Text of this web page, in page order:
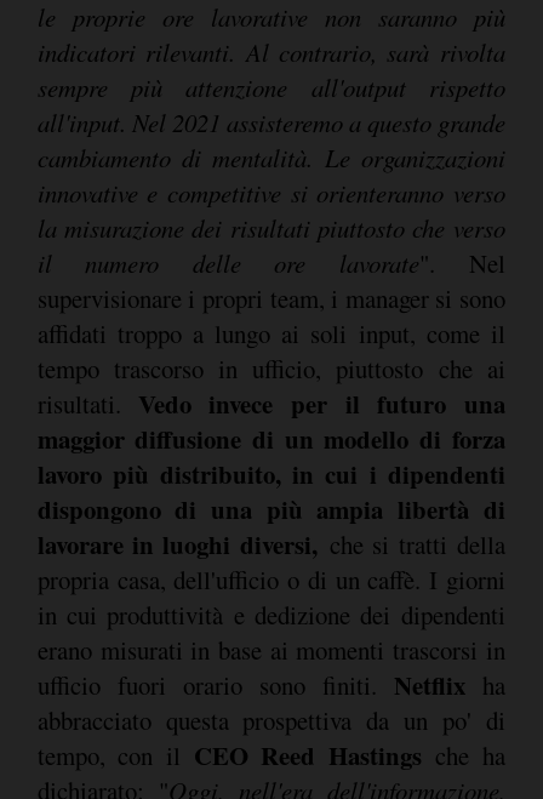
le proprie ore lavorative non saranno più
indicatori rilevanti. Al contrario, sarà rivolta
sempre più attenzione all'output rispetto
all'input. Nel 2021 assisteremo a questo grande
cambiamento di mentalità. Le organizzazioni
innovative e competitive si orienteranno verso
la misurazione dei risultati piuttosto che verso
il numero delle ore lavorate". Nel
supervisionare i propri team, i manager si sono
affidati troppo a lungo ai soli input, come il
tempo trascorso in ufficio, piuttosto che ai
risultati. Vedo invece per il futuro una
maggior diffusione di un modello di forza
lavoro più distribuito, in cui i dipendenti
dispongono di una più ampia libertà di
lavorare in luoghi diversi, che si tratti della
propria casa, dell'ufficio o di un caffè. I giorni
in cui produttività e dedizione dei dipendenti
erano misurati in base ai momenti trascorsi in
ufficio fuori orario sono finiti. Netflix ha
abbracciato questa prospettiva da un po' di
tempo, con il CEO Reed Hastings che ha
dichiarato: "Oggi, nell'era dell'informazione,